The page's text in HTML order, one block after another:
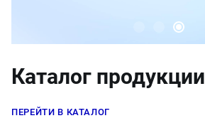
Каталог продукции
ПЕРЕЙТИ В КАТАЛОГ